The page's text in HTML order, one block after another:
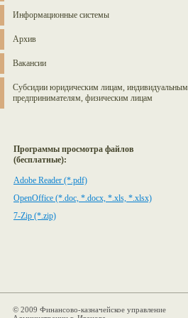
Информационные системы
Архив
Вакансии
Субсидии юридическим лицам, индивидуальным
предпринимателям, физическим лицам
Программы просмотра файлов
(бесплатные):
Adobe Reader (*.pdf)
OpenOffice (*.doc, *.docx, *.xls, *.xlsx)
7-Zip (*.zip)
© 2009 Финансово-казначейское управление